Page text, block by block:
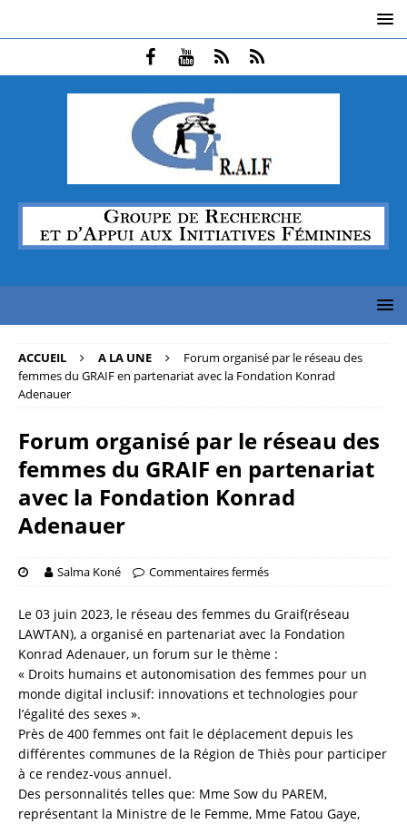
ACCUEIL A LA UNE
Forum organisé par le réseau des
femmes du GRAIF en partenariat avec la Fondation Konrad
Adenauer
Forum organisé par le réseau des
femmes du GRAIF en partenariat
avec la Fondation Konrad
Adenauer
Salma Koné Commentaires fermés
Le 03 juin 2023, le réseau des femmes du Graif(réseau
LAWTAN), a organisé en partenariat avec la Fondation
Konrad Adenauer, un forum sur le thème :
« Droits humains et autonomisation des femmes pour un
monde digital inclusif: innovations et technologies pour
l’égalité des sexes ».
Près de 400 femmes ont fait le déplacement depuis les
différentes communes de la Région de Thiès pour participer
à ce rendez-vous annuel.
Des personnalités telles que: Mme Sow du PAREM,
représentant la Ministre de le Femme, Mme Fatou Gaye,